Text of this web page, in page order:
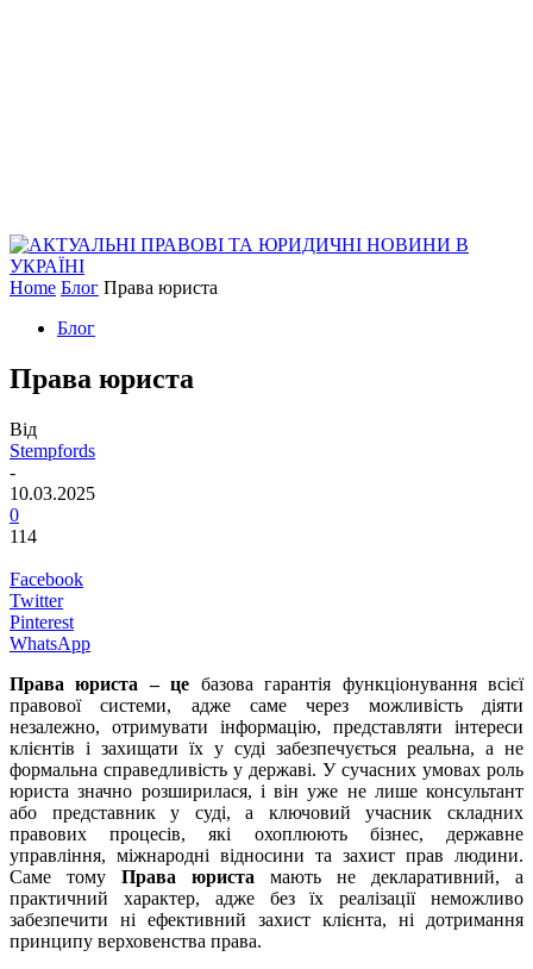
Home Блог Права юриста
Блог
Права юриста
Від
Stempfords
-
10.03.2025
0
114
Facebook
Twitter
Pinterest
WhatsApp
Права юриста – це базова гарантія функціонування всієї
правової системи, адже саме через можливість діяти
незалежно, отримувати інформацію, представляти інтереси
клієнтів і захищати їх у суді забезпечується реальна, а не
формальна справедливість у державі. У сучасних умовах роль
юриста значно розширилася, і він уже не лише консультант
або представник у суді, а ключовий учасник складних
правових процесів, які охоплюють бізнес, державне
управління, міжнародні відносини та захист прав людини.
Саме тому Права юриста мають не декларативний, а
практичний характер, адже без їх реалізації неможливо
забезпечити ні ефективний захист клієнта, ні дотримання
принципу верховенства права.